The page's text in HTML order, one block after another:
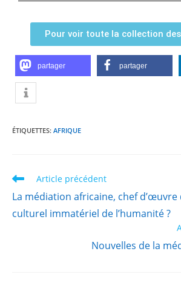
Pour voir toute la collection
partager partager
ÉTIQUETTES: AFRIQUE
Article précédent
La médiation africaine, chef
culturel immatériel de l’humanité ?
Nouvelles de la